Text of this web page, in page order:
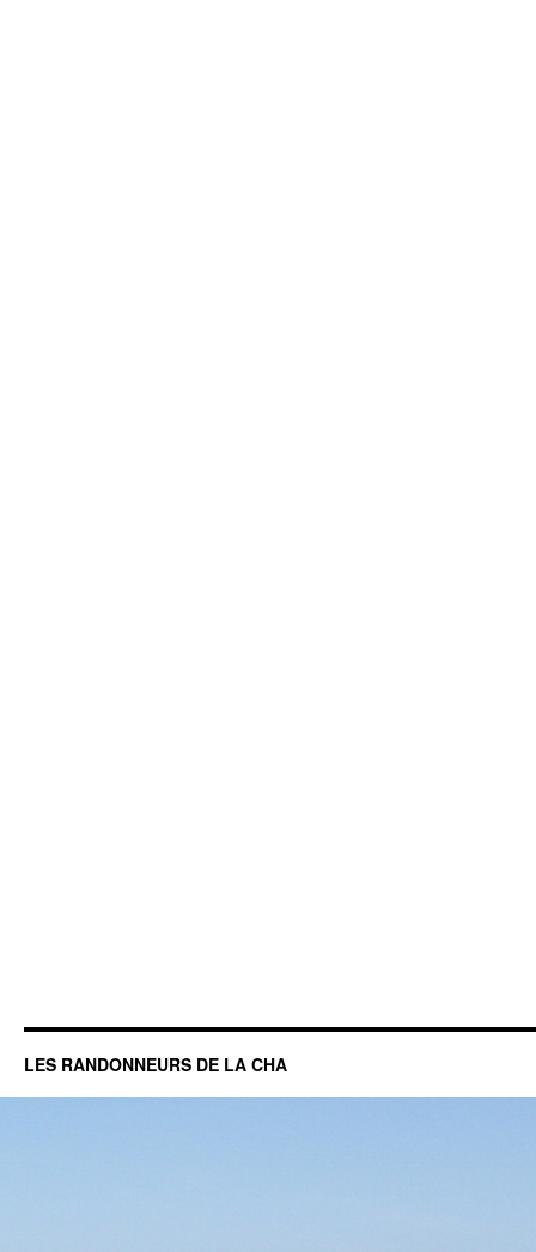
LES RANDONNEURS DE LA CHA